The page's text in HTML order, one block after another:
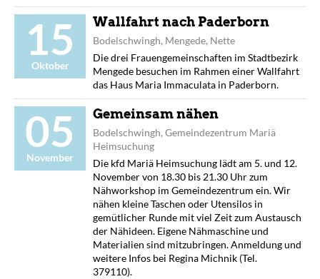
15
Oktober
Wallfahrt nach Paderborn
Bodelschwingh, Mengede, Nette
Die drei Frauengemeinschaften im Stadtbezirk
Mengede besuchen im Rahmen einer Wallfahrt
das Haus Maria Immaculata in Paderborn.
05
November
Gemeinsam nähen
Bodelschwingh, Gemeindezentrum Mariä
Heimsuchung
Die kfd Mariä Heimsuchung lädt am 5. und 12.
November von 18.30 bis 21.30 Uhr zum
Nähworkshop im Gemeindezentrum ein. Wir
nähen kleine Taschen oder Utensilos in
gemütlicher Runde mit viel Zeit zum Austausch
der Nähideen. Eigene Nähmaschine und
Materialien sind mitzubringen. Anmeldung und
weitere Infos bei Regina Michnik (Tel.
379110).